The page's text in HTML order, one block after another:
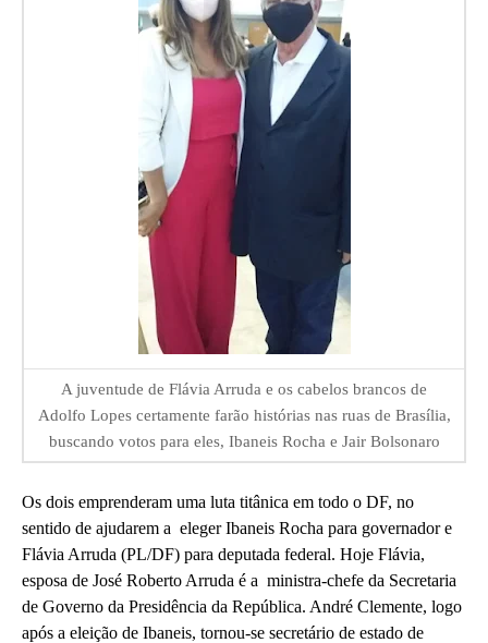
A juventude de Flávia Arruda e os cabelos brancos de
Adolfo Lopes certamente farão histórias nas ruas de Brasília,
buscando votos para eles, Ibaneis Rocha e Jair Bolsonaro
Os dois emprenderam uma luta titânica em todo o DF, no
sentido de ajudarem a eleger Ibaneis Rocha para governador e
Flávia Arruda (PL/DF) para deputada federal. Hoje Flávia,
esposa de José Roberto Arruda é a ministra-chefe da Secretaria
de Governo da Presidência da República. André Clemente, logo
após a eleição de Ibaneis, tornou-se secretário de estado de